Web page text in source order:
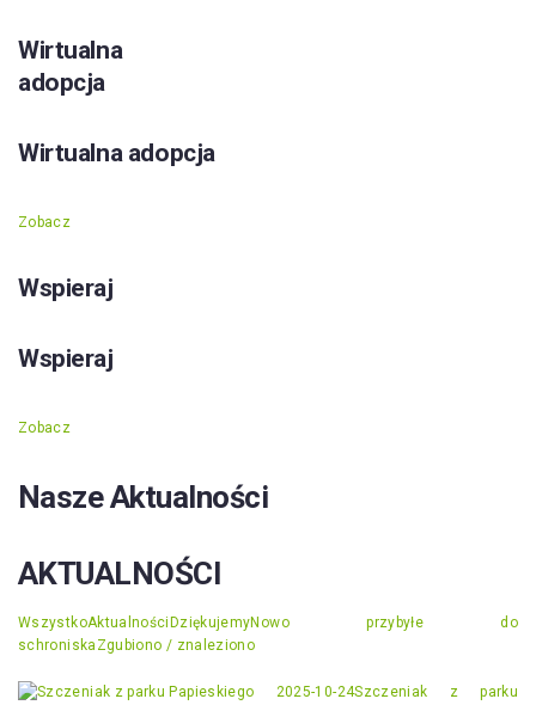
Wirtualna
adopcja
Wirtualna adopcja
Zobacz
Wspieraj
Wspieraj
Zobacz
Nasze Aktualności
AKTUALNOŚCI
WszystkoAktualności DziękujemyNowo przybyłe do
schroniska Zgubiono / znaleziono
2025-10-24Szczeniak z parku